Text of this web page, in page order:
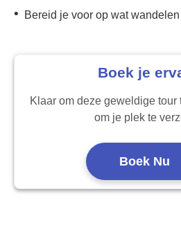
• Bereid je voor op wat wandelen
Boek je
Klaar om deze geweldige
om je plek te
Boek Nu